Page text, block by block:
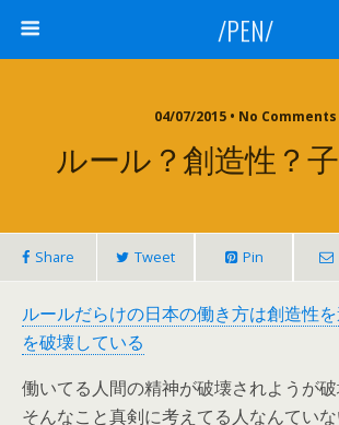
/PEN/
04/07/2015 • No Comments
ルール？創造性？
Share Tweet Pin
ルールだらけの日本の働き方は創造性
を破壊している
働いてる人間の精神が破壊されようが破
そんなこと真剣に考えてる人なんていな